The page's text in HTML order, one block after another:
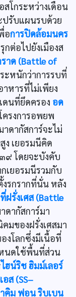
โกระหว่างเดือน
ปรับแผนรบด้วย
อการปิดล้อมนคร
กต่อไปยังเมืองส
าด (Battle of
ะหนักว่าการรบที่
หารที่ไม่เพียง
ดนที่ยึดครอง อด
ครงการอพยพ
ดากัสการ์จะไม่
ง เยอรมนีคิด
๙ โดยจะบังคับ
เยอรมนีรวมกับ
รกรากที่นั่น หลัง
ฝรั่งเศส (Battle
ดากัสการ์มา
มของฝรั่งเศสมา
งโลกซึ่งมีเนื้อที่
นดใช้พื้นที่ส่วน
ไฮน์ริช ฮิมม์เลอร์
อส (SS–
คิม ฟอน ริบเบน